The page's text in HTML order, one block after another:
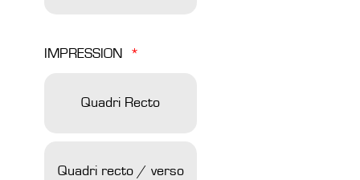
IMPRESSION
Quadri Recto
Quadri recto / verso